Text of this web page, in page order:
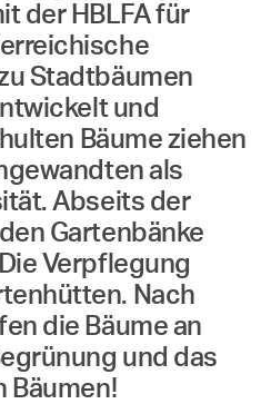
der HBLFA für
Stadtbäumen
und
Bäume ziehen
als
Abseits der
Gartenbänke
Verpflegung
Nach
die Bäume an
und das
Bäumen!